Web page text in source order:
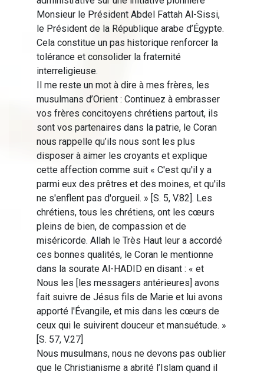
Monsieur le Président Abdel Fattah Al-Sissi,
le Président de la République arabe d’Égypte.
Cela constitue un pas historique renforcer la
tolérance et consolider la fraternité
interreligieuse.
Il me reste un mot à dire à mes frères, les
musulmans d’Orient : Continuez à embrasser
vos frères concitoyens chrétiens partout, ils
sont vos partenaires dans la patrie, le Coran
nous rappelle qu’ils nous sont les plus
disposer à aimer les croyants et explique
cette affection comme suit « C'est qu'il y a
parmi eux des prêtres et des moines, et qu'ils
ne s'enflent pas d'orgueil. » [S. 5, V.82]. Les
chrétiens, tous les chrétiens, ont les cœurs
pleins de bien, de compassion et de
miséricorde. Allah le Très Haut leur a accordé
ces bonnes qualités, le Coran le mentionne
dans la sourate Al-HADID en disant : « et
Nous les [les messagers antérieures] avons
fait suivre de Jésus fils de Marie et lui avons
apporté l'Évangile, et mis dans les cœurs de
ceux qui le suivirent douceur et mansuétude. »
[S. 57, V.27]
Nous musulmans, nous ne devons pas oublier
que le Christianisme a abrité l’Islam quand il